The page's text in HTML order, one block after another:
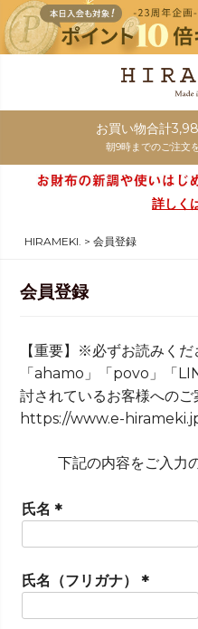
お買い物合計
朝9時までのご注文
詳しく
HIRAMEKI. 会員登録
会員登録
【重要】※必ずお読みく
「ahamo」「povo」「
討されているお客様へのご
https://www.e-
下記の内容をご入力
氏名
須
氏名（フリガナ）